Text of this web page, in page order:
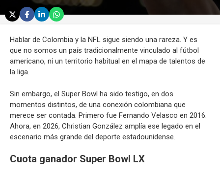
Hablar de Colombia y la NFL sigue siendo una rareza. Y es
que no somos un país tradicionalmente vinculado al fútbol
americano, ni un territorio habitual en el mapa de talentos de
la liga.
Sin embargo, el Super Bowl ha sido testigo, en dos
momentos distintos, de una conexión colombiana que
merece ser contada. Primero fue Fernando Velasco en 2016.
Ahora, en 2026, Christian González amplía ese legado en el
escenario más grande del deporte estadounidense.
Cuota ganador Super Bowl LX